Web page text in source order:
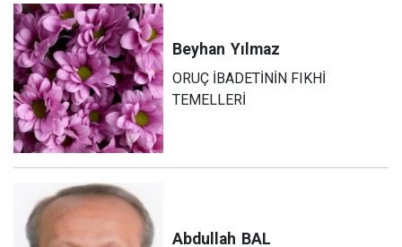
Beyhan Yılmaz
ORUÇ İBADETİNİN FIKHİ
TEMELLERİ
Abdullah BAL